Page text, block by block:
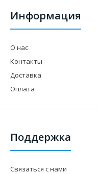
Информация
О нас
Контакты
Доставка
Оплата
Поддержка
Связаться с нами